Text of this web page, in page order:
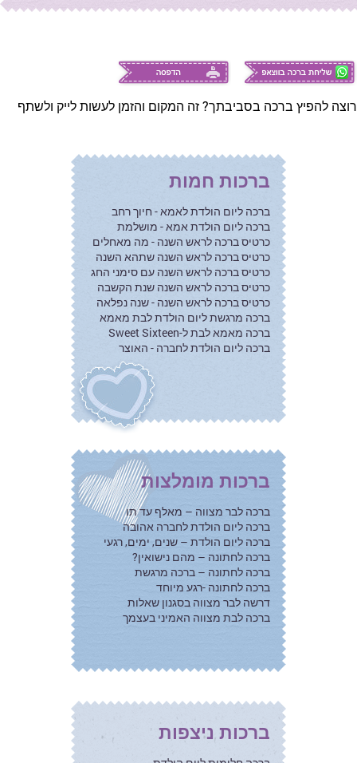
רוצה להפיץ ברכה בסביבתך? זה המקום והזמן לעשות לייק ולשתף
ברכות חמות
ברכה ליום הולדת לאמא - חיוך רחב
ברכה ליום הולדת אמא - מושלמת
כרטיס ברכה לראש השנה - מה מאחלים
כרטיס ברכה לראש השנה שתהא השנה
כרטיס ברכה לראש השנה עם סימני החג
כרטיס ברכה לראש השנה שנת הקשבה
כרטיס ברכה לראש השנה - שנה נפלאה
ברכה מרגשת ליום הולדת לבת מאמא
ברכה מאמא לבת ל-Sweet Sixteen
ברכה ליום הולדת לחברה - האוצר
ברכות מומלצות
ברכה לבר מצווה – מאלף עד תו
ברכה ליום הולדת לחברה אהובה
ברכה ליום הולדת – שנים, ימים, רגעי
ברכה לחתונה – מהם נישואין?
ברכה לחתונה – ברכה מרגשת
ברכה לחתונה -רגע מיוחד
דרשה לבר מצווה בסגנון שאלות
ברכה לבת מצווה האמיני בעצמך
ברכות ניצפות